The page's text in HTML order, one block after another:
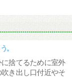
。
捨てるために室外
き出し口付近やそ